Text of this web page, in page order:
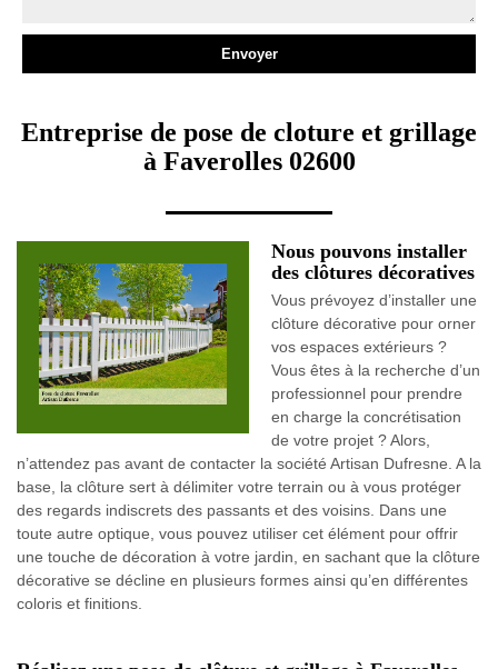
Entreprise de pose de cloture et grillage
à Faverolles 02600
Nous pouvons installer
des clôtures décoratives
Vous prévoyez d’installer une
clôture décorative pour orner
vos espaces extérieurs ?
Vous êtes à la recherche d’un
professionnel pour prendre
en charge la concrétisation
de votre projet ? Alors,
n’attendez pas avant de contacter la société Artisan Dufresne. A la
base, la clôture sert à délimiter votre terrain ou à vous protéger
des regards indiscrets des passants et des voisins. Dans une
toute autre optique, vous pouvez utiliser cet élément pour offrir
une touche de décoration à votre jardin, en sachant que la clôture
décorative se décline en plusieurs formes ainsi qu’en différentes
coloris et finitions.